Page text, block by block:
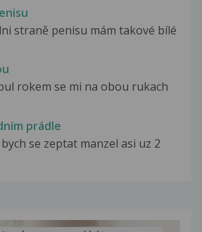
straně penisu mám takové bílé
rokem se mi na obou rukach
prádle
se zeptat manzel asi uz 2